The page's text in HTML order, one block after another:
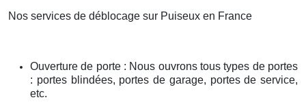
Nos services de déblocage sur Puiseux en France
Ouverture de porte : Nous ouvrons tous types de portes
: portes blindées, portes de garage, portes de service,
etc.